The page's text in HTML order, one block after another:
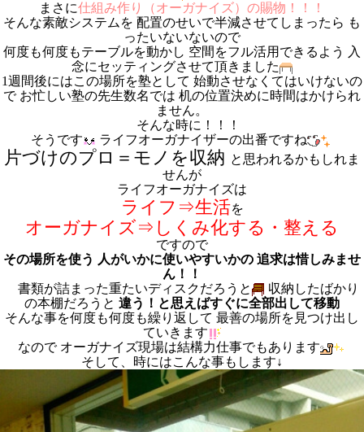
まさに仕組み作り（オーガナイズ）の賜物！！！
そんな素敵システムを 配置のせいで半減させてしまったら も
ったいないないので
何度も何度もテーブルを動かし 空間をフル活用できるよう 入
念にセッティングさせて頂きました
1週間後にはこの場所を塾として 始動させなくてはいけないの
で お忙しい塾の先生数名では 机の位置決めに時間はかけられ
ません。
そんな時に！！！
そうです
ライフオーガナイザーの出番ですね
片づけのプロ＝モノを収納 と思われるかもしれま
せんが
ライフオーガナイズは
ライフ⇒生活を
オーガナイズ⇒しくみ化する・整える
ですので
その場所を使う 人がいかに使いやすいかの 追求は惜しみませ
ん！！
書類が詰まった重たいディスクだろうと
収納したばかり
の本棚だろうと 違う！と思えばすぐに全部出して移動
そんな事を何度も何度も繰り返して 最善の場所を見つけ出し
ていきます
なので オーガナイズ現場は結構力仕事でもあります
そして、時にはこんな事もします↓